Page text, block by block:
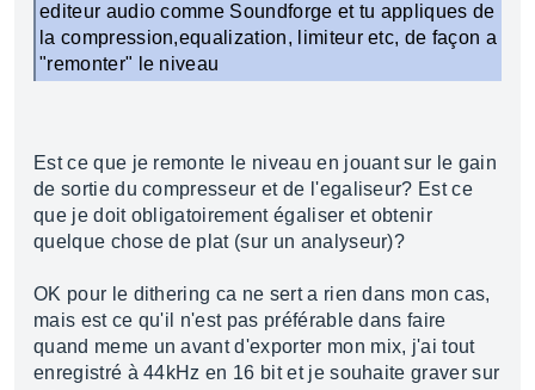
editeur audio comme Soundforge et tu appliques de
la compression,equalization, limiteur etc, de façon a
"remonter" le niveau
Est ce que je remonte le niveau en jouant sur le gain
de sortie du compresseur et de l'egaliseur? Est ce
que je doit obligatoirement égaliser et obtenir
quelque chose de plat (sur un analyseur)?
OK pour le dithering ca ne sert a rien dans mon cas,
mais est ce qu'il n'est pas préférable dans faire
quand meme un avant d'exporter mon mix, j'ai tout
enregistré à 44kHz en 16 bit et je souhaite graver sur